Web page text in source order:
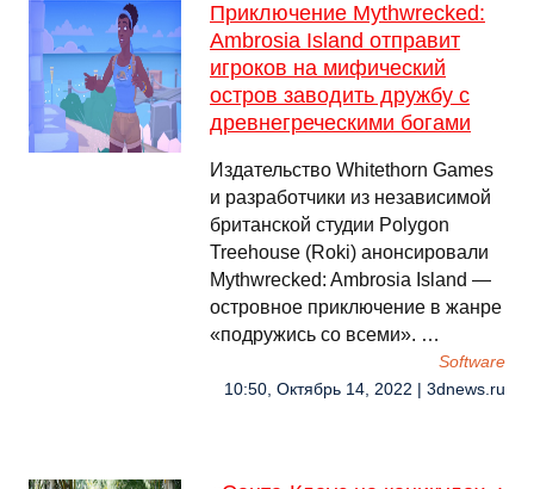
Приключение Mythwrecked:
Ambrosia Island отправит
игроков на мифический
остров заводить дружбу с
древнегреческими богами
Издательство Whitethorn Games
и разработчики из независимой
британской студии Polygon
Treehouse (Roki) анонсировали
Mythwrecked: Ambrosia Island —
островное приключение в жанре
«подружись со всеми». …
Software
10:50, Октябрь 14, 2022 | 3dnews.ru